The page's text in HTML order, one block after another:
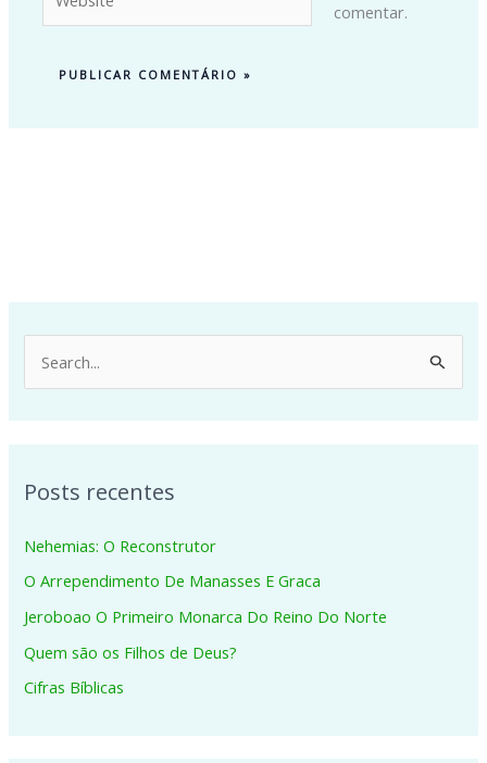
comentar.
e
u
s
a
r
p
o
Posts recentes
Nehemias: O Reconstrutor
O Arrependimento De Manasses E Graca
Jeroboao O Primeiro Monarca Do Reino Do Norte
Quem são os Filhos de Deus?
Cifras Bíblicas